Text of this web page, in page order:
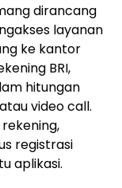
dirancang
layanan
ke kantor
BRI,
hitungan
video call.
registrasi
aplikasi.